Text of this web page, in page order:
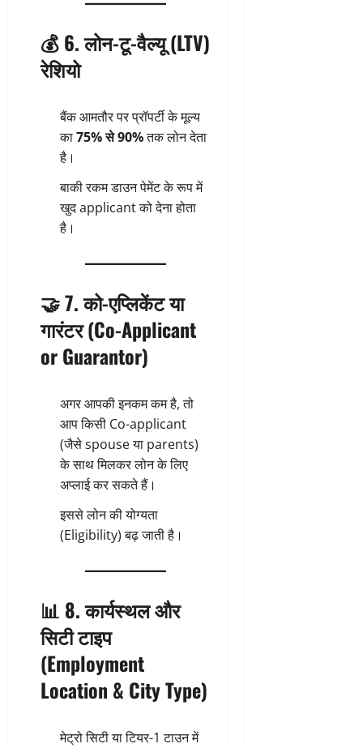
💰 6. लोन-टू-वैल्यू (LTV)
रेशियो
बैंक आमतौर पर प्रॉपर्टी के मूल्य
का75% से 90%तक लोन देता
है।
बाकी रकम डाउन पेमेंट के रूप में
खुद applicant को देना होता
है।
🤝 7. को-एप्लिकेंट या
गारंटर (Co-Applicant
or Guarantor)
अगर आपकी इनकम कम है, तो
आप किसी Co-applicant
(जैसे spouse या parents)
के साथ मिलकर लोन के लिए
अप्लाई कर सकते हैं।
इससे लोन की योग्यता
(Eligibility) बढ़ जाती है।
📊 8. कार्यस्थल और
सिटी टाइप
(Employment
Location & City Type)
मेट्रो सिटी या टियर-1 टाउन में